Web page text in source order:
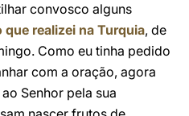
convosco alguns
que realizei na Turquia, de
Como eu tinha pedido
com a oração, agora
Senhor pela sua